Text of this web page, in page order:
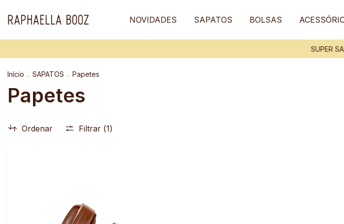
NOVIDADES SAPATOS BOLSAS
SUPER
Início . SAPATOS . Papetes
Papetes
Ordenar Filtrar (1)